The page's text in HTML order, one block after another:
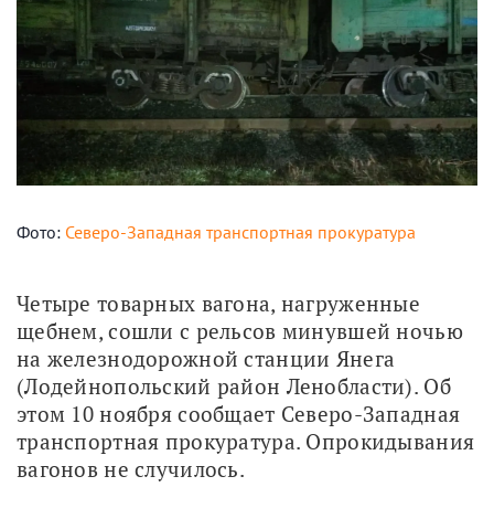
Фото: Северо-Западная транспортная прокуратура
Четыре товарных вагона, нагруженные
щебнем, сошли с рельсов минувшей ночью
на железнодорожной станции Янега
(Лодейнопольский район Ленобласти). Об
этом 10 ноября сообщает Северо-Западная
транспортная прокуратура. Опрокидывания
вагонов не случилось.